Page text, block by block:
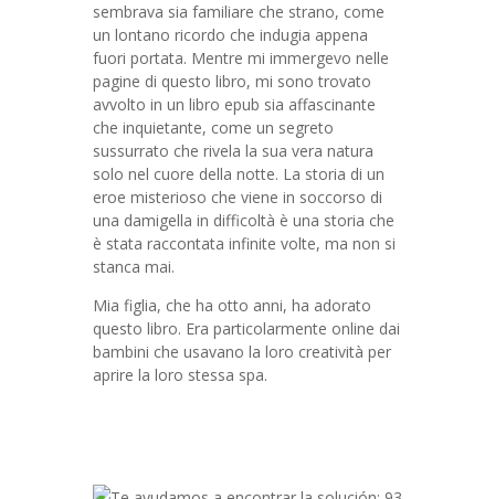
sembrava sia familiare che strano, come
un lontano ricordo che indugia appena
fuori portata. Mentre mi immergevo nelle
pagine di questo libro, mi sono trovato
avvolto in un libro epub sia affascinante
che inquietante, come un segreto
sussurrato che rivela la sua vera natura
solo nel cuore della notte. La storia di un
eroe misterioso che viene in soccorso di
una damigella in difficoltà è una storia che
è stata raccontata infinite volte, ma non si
stanca mai.
Mia figlia, che ha otto anni, ha adorato
questo libro. Era particolarmente online dai
bambini che usavano la loro creatività per
aprire la loro stessa spa.